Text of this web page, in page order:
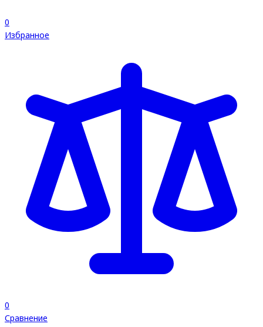
0
Избранное
0
Сравнение